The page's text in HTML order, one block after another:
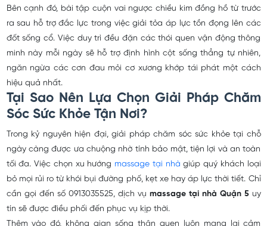
Bên cạnh đó, bài tập cuộn vai ngược chiều kim đồng hồ từ trước
ra sau hỗ trợ đắc lực trong việc giải tỏa áp lực tồn đọng lên các
đốt sống cổ. Việc duy trì đều đặn các thói quen vận động thông
minh này mỗi ngày sẽ hỗ trợ định hình cột sống thẳng tự nhiên,
ngăn ngừa các cơn đau mỏi cơ xương khớp tái phát một cách
hiệu quả nhất.
Tại Sao Nên Lựa Chọn Giải Pháp Chăm
Sóc Sức Khỏe Tận Nơi?
Trong kỷ nguyên hiện đại, giải pháp chăm sóc sức khỏe tại chỗ
ngày càng được ưa chuộng nhờ tính bảo mật, tiện lợi và an toàn
tối đa. Việc chọn xu hướng massage tại nhà giúp quý khách loại
bỏ mọi rủi ro từ khói bụi đường phố, kẹt xe hay áp lực thời tiết. Chỉ
cần gọi đến số 0913035525, dịch vụ massage tại nhà Quận 5uy
tín sẽ được điều phối đến phục vụ kịp thời.
Thêm vào đó, không gian sống thân quen luôn mang lại cảm